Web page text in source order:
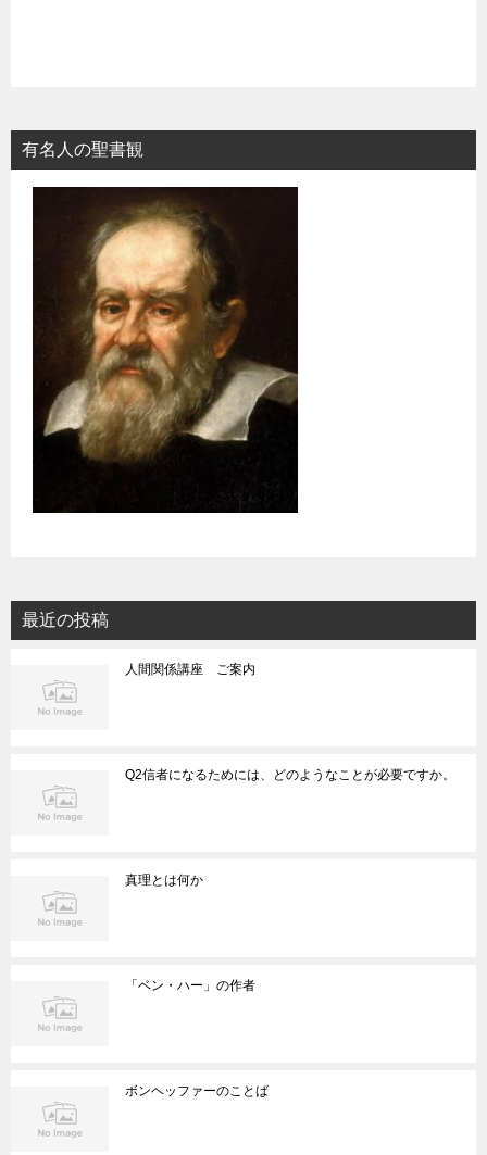
有名人の聖書観
最近の投稿
人間関係講座 ご案内
Q2信者になるためには、どのようなことが必要ですか。
真理とは何か
「ベン・ハー」の作者
ボンヘッファーのことば